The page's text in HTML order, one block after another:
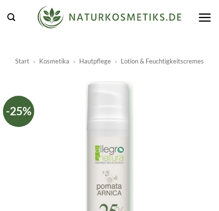
Inhalt
Start » Kosmetika » Hautpflege » Lotion & Feuchtigkeitscremes
-25%